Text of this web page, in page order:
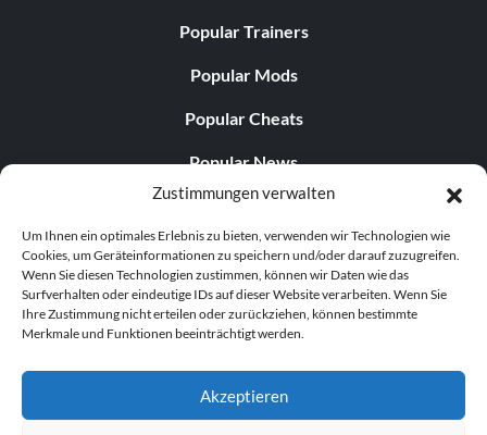
Zustimmungen verwalten
Um Ihnen ein optimales Erlebnis zu bieten, verwenden wir Technologien wie
Cookies, um Geräteinformationen zu speichern und/oder darauf zuzugreifen.
Wenn Sie diesen Technologien zustimmen, können wir Daten wie das
Surfverhalten oder eindeutige IDs auf dieser Website verarbeiten. Wenn Sie
Ihre Zustimmung nicht erteilen oder zurückziehen, können bestimmte
Merkmale und Funktionen beeinträchtigt werden.
Akzeptieren
Popular Trainers
Popular Mods
Popular Cheats
Popular News
Popular Editorials
Popular Free Games
LATEST UPDATES